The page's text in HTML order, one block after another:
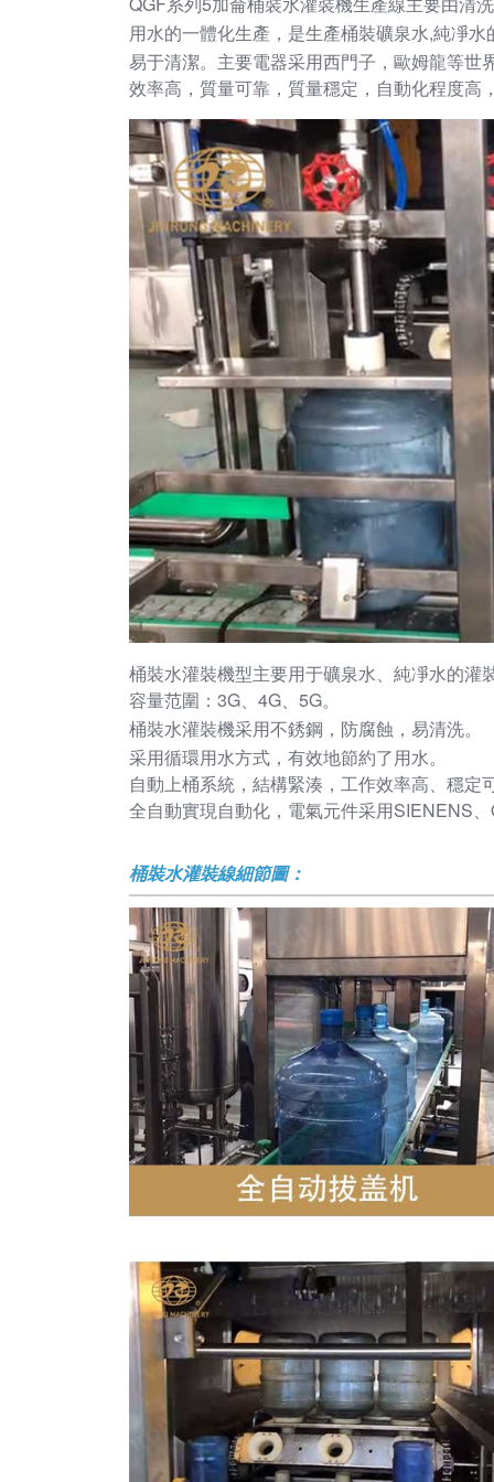
用水的一體化生產，是生產桶裝礦泉水,純凈
易于清潔。主要電器采用西門子，歐姆龍等
效率高，質量可靠，質量穩定，自動化程度高
桶裝水灌裝機型主要用于礦泉水、純凈水的
容量范圍：3G、4G、5G。
桶裝水灌裝機采用不銹鋼，防腐蝕，易清洗。
采用循環用水方式，有效地節約了用水。
自動上桶系統，結構緊湊，工作效率高、穩定
全自動實現自動化，電氣元件采用SIENENS
桶裝水灌裝線細節圖：